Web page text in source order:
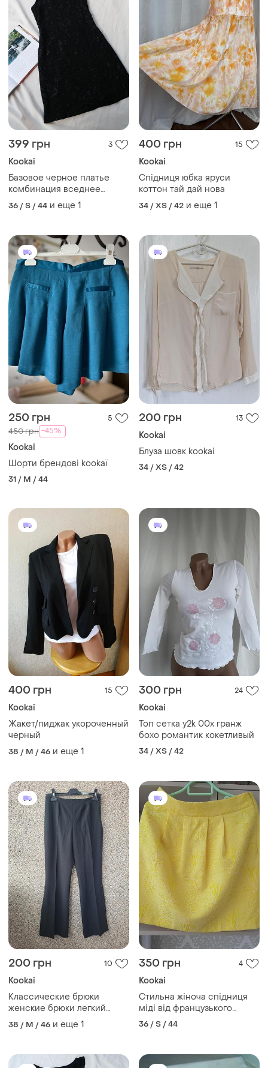
399 грн 3
Kookai
Базовое черное платье
комбинация вседнее
нежное романтичное от
kookai франция
36 / S / 44 и еще 1
400 грн 15
Kookai
Спідниця юбка яруси
коттон тай дай нова
34 / XS / 42 и еще 1
250 грн 5
450 грн -45%
Kookai
Шорти брендові kookaї
31 / M / 44
200 грн 13
Kookai
Блуза шовк kookai
34 / XS / 42
400 грн 15
Kookai
Жакет/пиджак укороченный
черный
38 / M / 46 и еще 1
300 грн 24
Kookai
Топ сетка y2k 00х гранж
бохо романтик кокетливый
34 / XS / 42
200 грн 10
Kookai
Классические брюки
женские брюки легкий
клеш и по бокам пуговицы,
высокая посадка
38 / M / 46 и еще 1
350 грн 4
Kookai
Стильна жіноча спідниця
міді від французького
бренду kookai
36 / S / 44